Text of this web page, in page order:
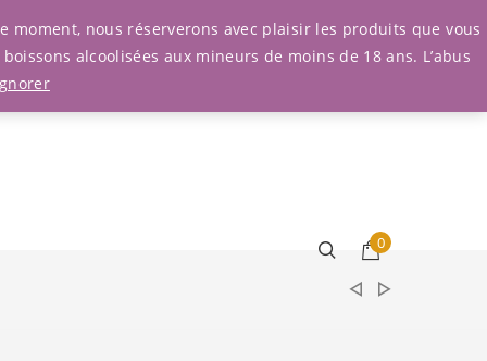
Connexion
0
nous réserverons avec plaisir les produits que vous
alcoolisées aux mineurs de moins de 18 ans. L’abus